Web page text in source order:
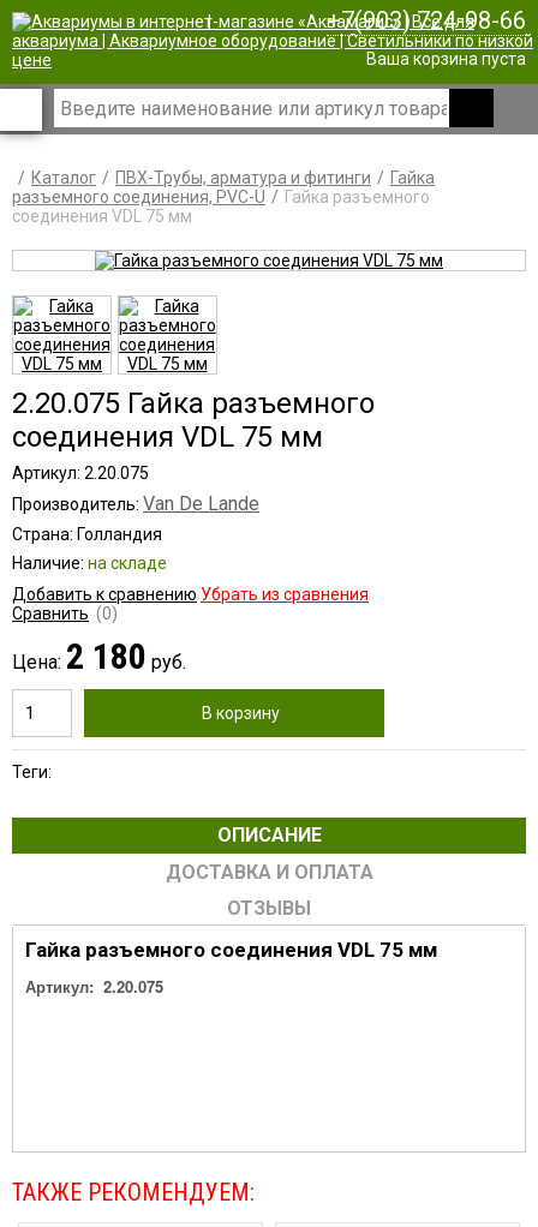
| +7(903) 724-98-66
Ваша корзина пуста
Каталог ПВХ-Трубы, арматура и фитинги
Гайка
разъемного соединения, PVC-U
Гайка разъемного
соединения VDL 75 мм
2.20.075 Гайка разъемного
соединения VDL 75 мм
Артикул: 2.20.075
Производитель: Van De Lande
Страна: Голландия
Наличие: на складе
Добавить к сравнению Убрать из сравнения
Сравнить (0)
Цена: 2 180 руб.
В корзину
Теги:
ОПИСАНИЕ
ДОСТАВКА И ОПЛАТА
ОТЗЫВЫ
Гайка разъемного соединения VDL 75 мм
Артикул: 2.20.075
ТАКЖЕ РЕКОМЕНДУЕМ: